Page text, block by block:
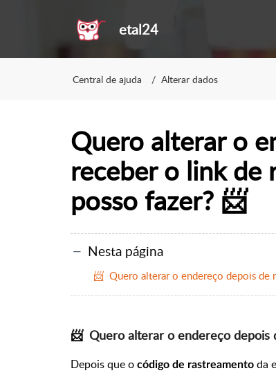
etal24
Central de ajuda Alterar dados
Quero alterar o
receber o link de
posso fazer? 📨
Nesta página
📨 Quero alterar o endereço depois de
📨 Quero alterar o endereço depois
Depois que o código de rastreamento da